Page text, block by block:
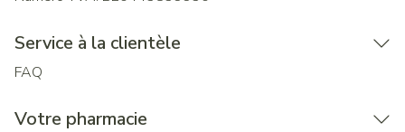
Service à la clientèle
FAQ
Votre pharmacie